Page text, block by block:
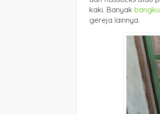
kaki. Banyak
gereja lainnya.